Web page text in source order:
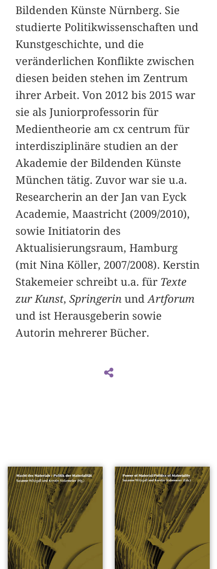
Bildenden Künste Nürnberg. Sie
studierte Politikwissenschaften und
Kunstgeschichte, und die
veränderlichen Konflikte zwischen
diesen beiden stehen im Zentrum
ihrer Arbeit. Von 2012 bis 2015 war
sie als Juniorprofessorin für
Medientheorie am cx centrum für
interdisziplinäre studien an der
Akademie der Bildenden Künste
München tätig. Zuvor war sie u.a.
Researcherin an der Jan van Eyck
Academie, Maastricht (2009/2010),
sowie Initiatorin des
Aktualisierungsraum, Hamburg
(mit Nina Köller, 2007/2008). Kerstin
Stakemeier schreibt u.a. für Texte
zur Kunst,SpringerinundArtforum
und ist Herausgeberin sowie
Autorin mehrerer Bücher.